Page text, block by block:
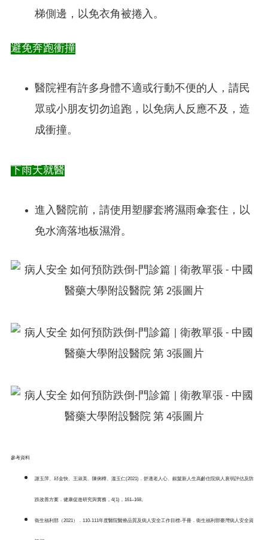
梯側邊，以免衣角被捲入。
避免奔跑衝撞
醫院裡有許多身體不適或行動不便的人，請民
眾或小朋友切勿追跑，以免病人反應不及，造
成衝撞。
下雨天就醫
進入醫院前，請使用塑膠套將濕雨傘套住，以
免水滴落地板濕滑。
參考資料
謝玉萍、邱金快、王淑美、陳俐樺、溫玉仁(2021)．舒適老人心、銀髮新人生高齡住院病人衰弱評估及防
跌改善方案．健康促進研究與實務，4(1)，161–168。
衛生福利部（2021）．110-111年度醫院醫療品質及病人安全工作目標-手冊．衛生福利部臺灣病人安全資